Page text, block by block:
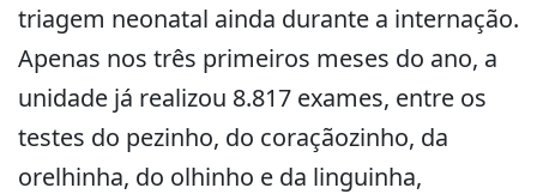
triagem neonatal ainda durante a internação.
Apenas nos três primeiros meses do ano, a
unidade já realizou 8.817 exames, entre os
testes do pezinho, do coraçãozinho, da
orelhinha, do olhinho e da linguinha,